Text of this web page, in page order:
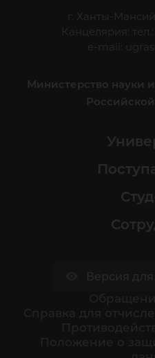
г. Ханты-
Канцелярия:
e-mail:
Министерство науки